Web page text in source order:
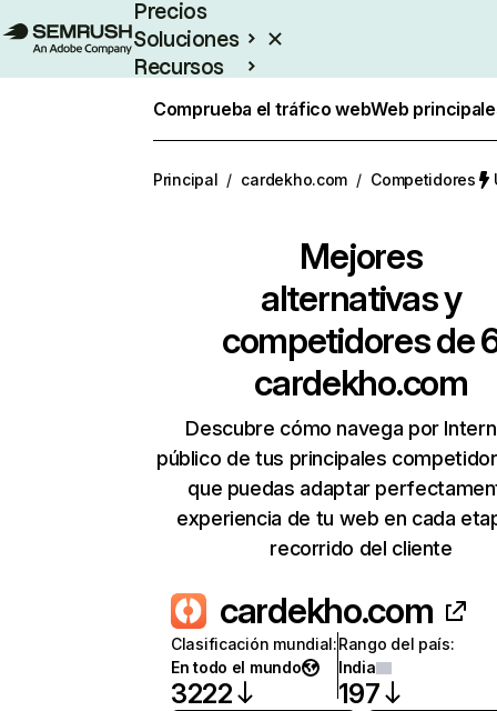
Precios
Soluciones
Recursos
Comprueba el tráfico webWeb
Principal / cardekho.com / Competidores
Mejores
alternativas y
competidores de
cardekho.com
Descubre cómo navega por
público de tus principales
que puedas adaptar
experiencia de tu web en cada
recorrido del cliente
cardekho.com
Clasificación mundial:
En todo el mundo
3222
Rango del país:
India
197